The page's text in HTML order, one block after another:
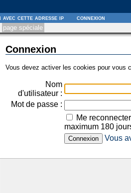
page spéciale
Connexion
Vous devez activer les cookies pour vous
Nom
d'utilisateur :
Mot de passe :
Me
maximum 180
Vous
avec cette adresse ip connexion